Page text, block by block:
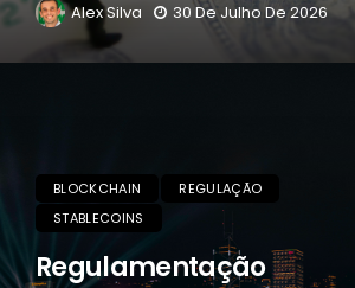
Alex Silva 30 De Julho De 2026
BLOCKCHAIN
REGULAÇÃO
STABLECOINS
Regulamentação